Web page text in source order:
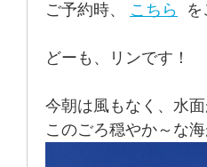
ご予約時、 こちら を
どーも、リンです！
今朝は風もなく、水面
このごろ穏やか～な